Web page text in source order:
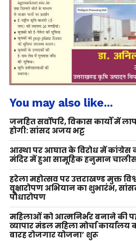
You may also like...
जनहित सर्वोपरि, विकास कार्यों में
होगी: सांसद अजय भट्ट
आस्था पर आघात के विरोध में कांग्रेस
मंदिर में हुआ सामूहिक हनुमान
हरेला महोत्सव पर उत्तराखण्ड मुक्त
वृक्षारोपण अभियान का शुभारंभ,
पौधारोपण
महिलाओं को आत्मनिर्भर बनाने की
व्यापार मंडल महिला मोर्चा कार्यालय
बारह रोजगार योजना’ शुरू